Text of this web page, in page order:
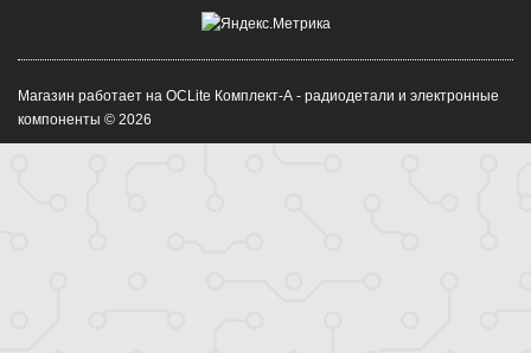
Магазин работает на OCLite Комплект-А - радиодетали и электронные
компоненты © 2026